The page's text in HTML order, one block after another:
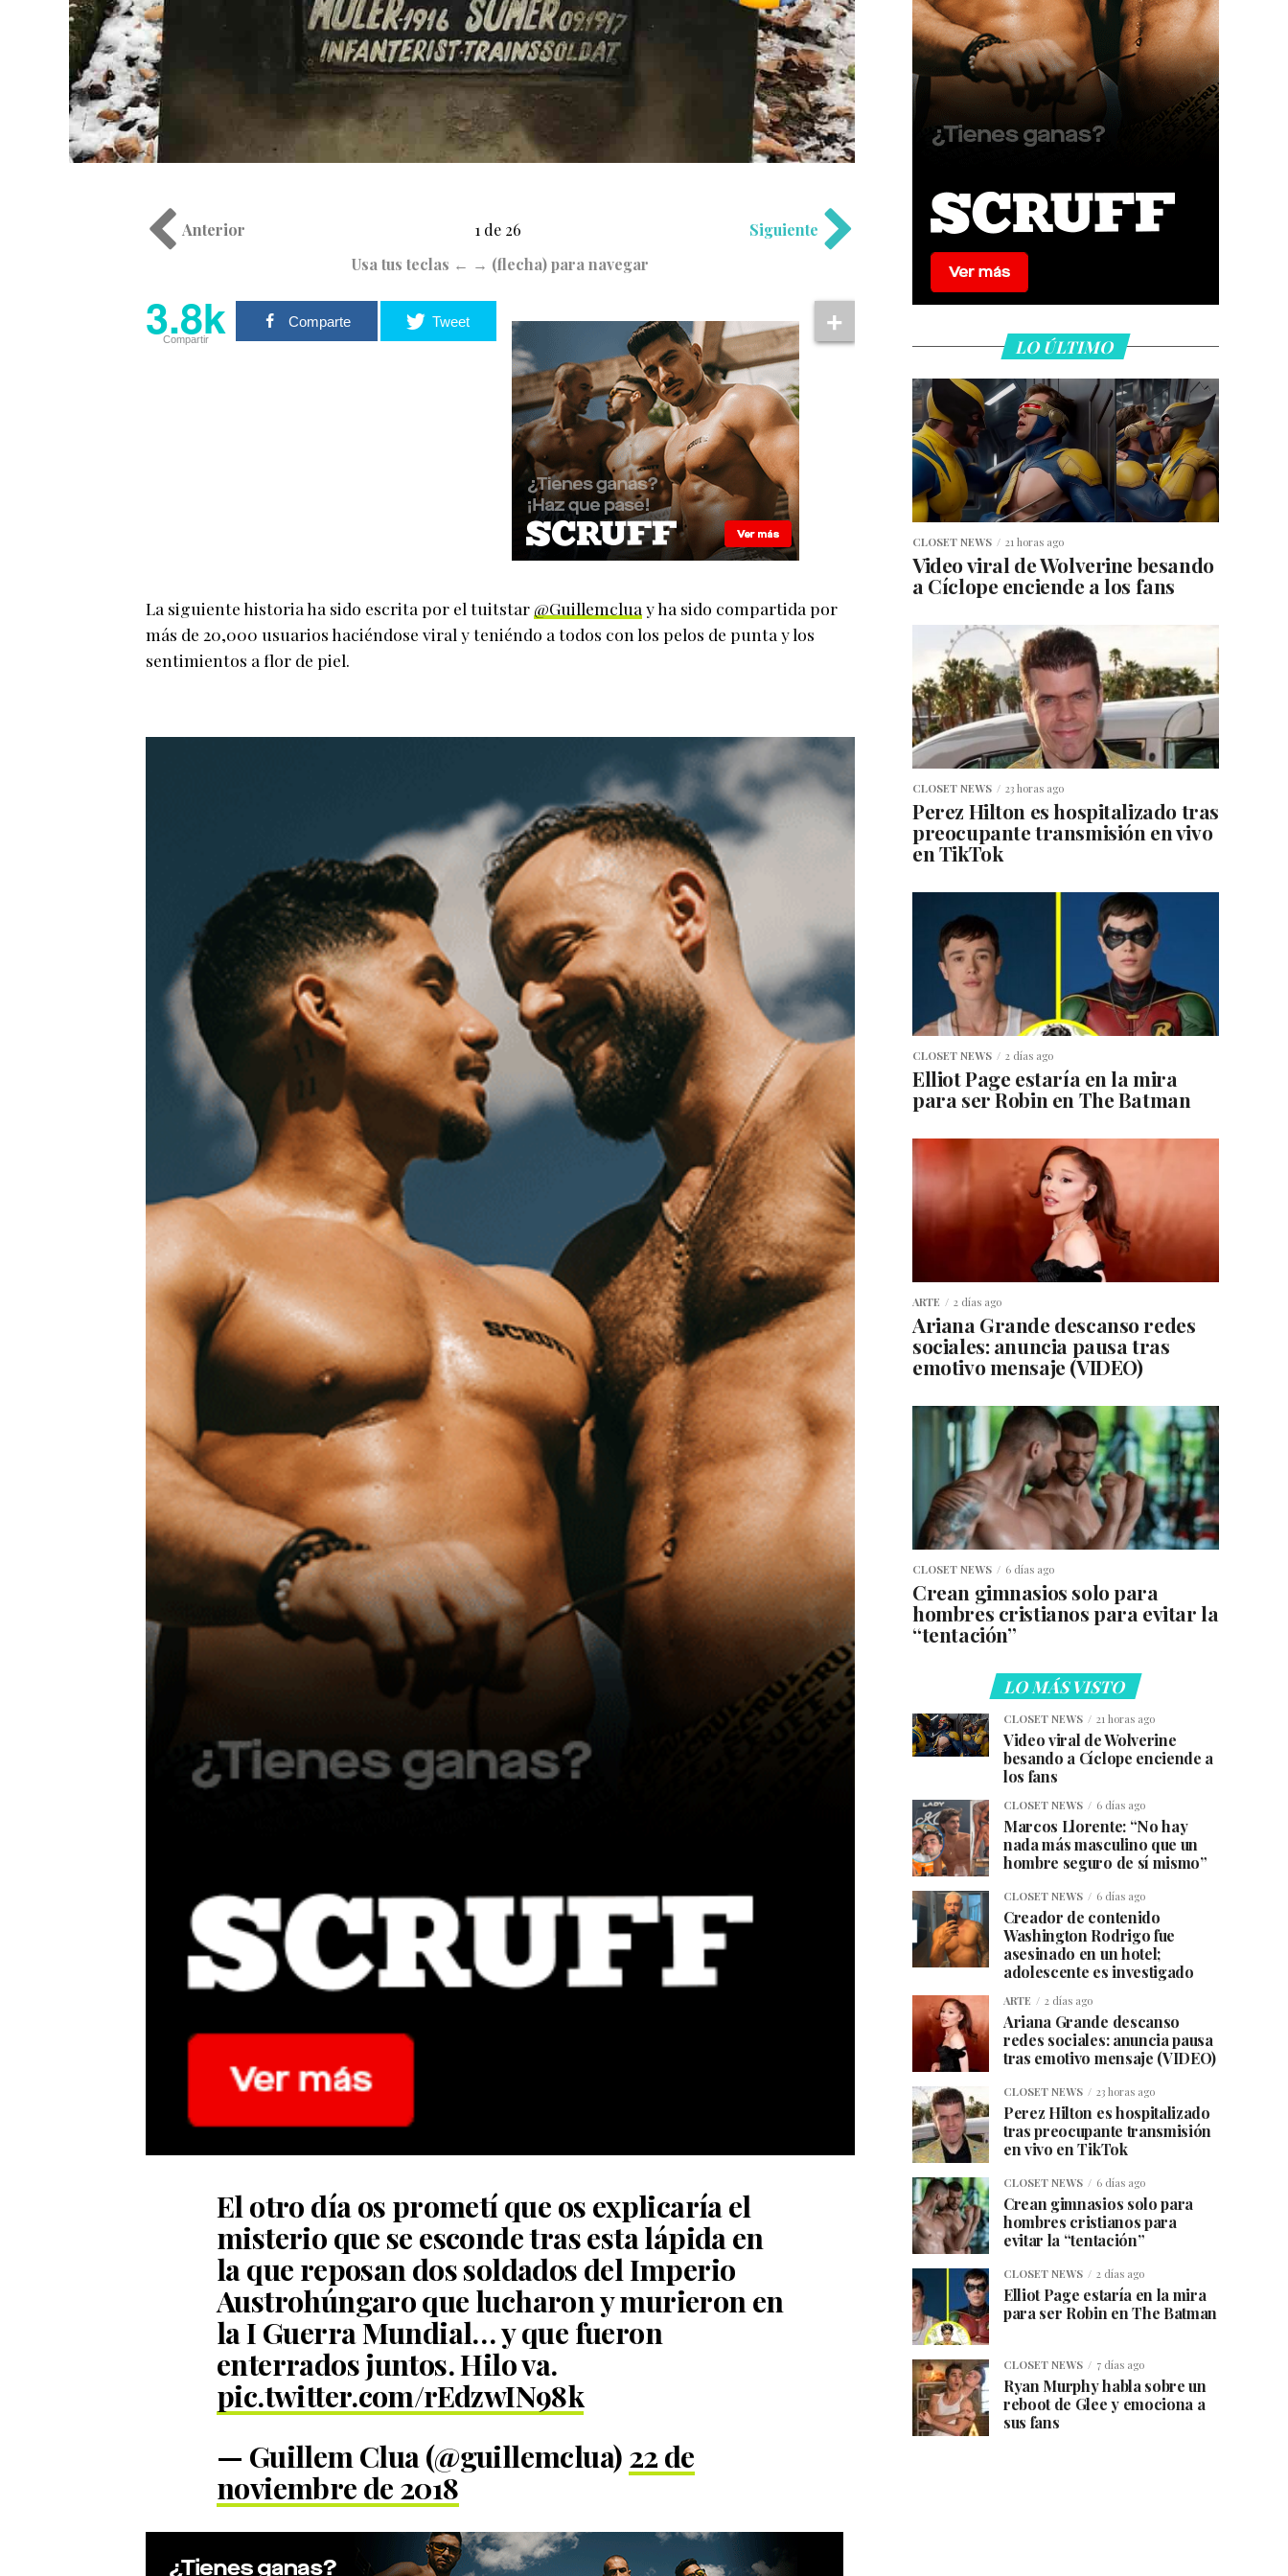
Anterior 1 de 26
Siguiente
Usa tus teclas ← → (flecha) para navegar
3.8k
Compartir
Comparte Tweet
La siguiente historia ha sido escrita por el tuitstar @Guillemclua y ha sido compartida por
más de 20,000 usuarios haciéndose viral y teniéndo a todos con los pelos de punta y los
sentimientos a flor de piel.
El otro día os prometí que os explicaría el
misterio que se esconde tras esta lápida en
la que reposan dos soldados del Imperio
Austrohúngaro que lucharon y murieron en
la I Guerra Mundial… y que fueron
enterrados juntos. Hilo va.
pic.twitter.com/rEdzwIN98k
— Guillem Clua (@guillemclua)22 de
noviembre de 2018
LO ÚLTIMO
CLOSET NEWS 21 horas ago
Video viral de Wolverine besando
a Cíclope enciende a los fans
CLOSET NEWS 23 horas ago
Perez Hilton es hospitalizado tras
preocupante transmisión en vivo
en TikTok
CLOSET NEWS 2 días ago
Elliot Page estaría en la mira
para ser Robin en The Batman
ARTE 2 días ago
Ariana Grande descanso redes
sociales: anuncia pausa tras
emotivo mensaje (VIDEO)
CLOSET NEWS 6 días ago
Crean gimnasios solo para
hombres cristianos para evitar la
“tentación”
LO MÁS VISTO
CLOSET NEWS 21 horas ago
Video viral de Wolverine
besando a Cíclope enciende a
los fans
CLOSET NEWS 6 días ago
Marcos Llorente: “No hay
nada más masculino que un
hombre seguro de sí mismo”
CLOSET NEWS 6 días ago
Creador de contenido
Washington Rodrigo fue
asesinado en un hotel;
adolescente es investigado
ARTE 2 días ago
Ariana Grande descanso
redes sociales: anuncia pausa
tras emotivo mensaje (VIDEO)
CLOSET NEWS 23 horas ago
Perez Hilton es hospitalizado
tras preocupante transmisión
en vivo en TikTok
CLOSET NEWS 6 días ago
Crean gimnasios solo para
hombres cristianos para
evitar la “tentación”
CLOSET NEWS 2 días ago
Elliot Page estaría en la mira
para ser Robin en The Batman
CLOSET NEWS 7 días ago
Ryan Murphy habla sobre un
reboot de Glee y emociona a
sus fans